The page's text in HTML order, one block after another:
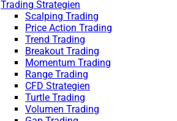
Trading Strategien
Scalping Trading
Price Action Trading
Trend Trading
Breakout Trading
Momentum Trading
Range Trading
CFD Strategien
Turtle Trading
Volumen Trading